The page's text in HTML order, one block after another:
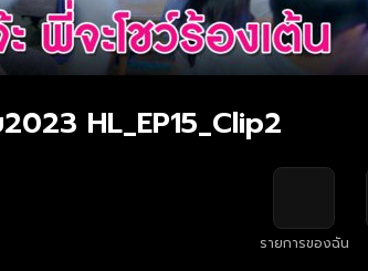
HL_EP15_Clip2
รายการของฉัน